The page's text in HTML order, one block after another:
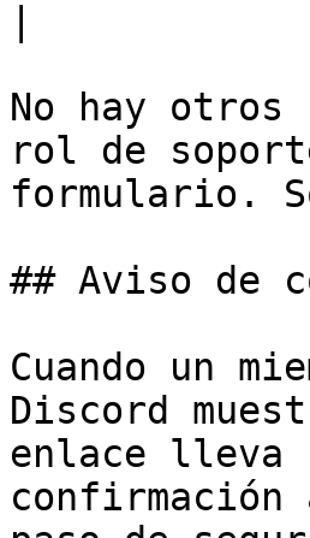
No hay otros
rol de
formulario.
## Aviso de
Cuando un
Discord
enlace lleva